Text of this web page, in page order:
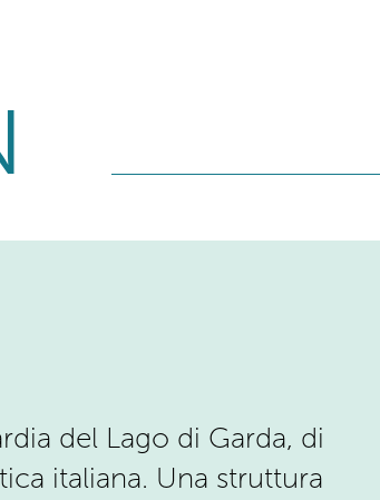
del Lago di Garda, di
italiana. Una struttura